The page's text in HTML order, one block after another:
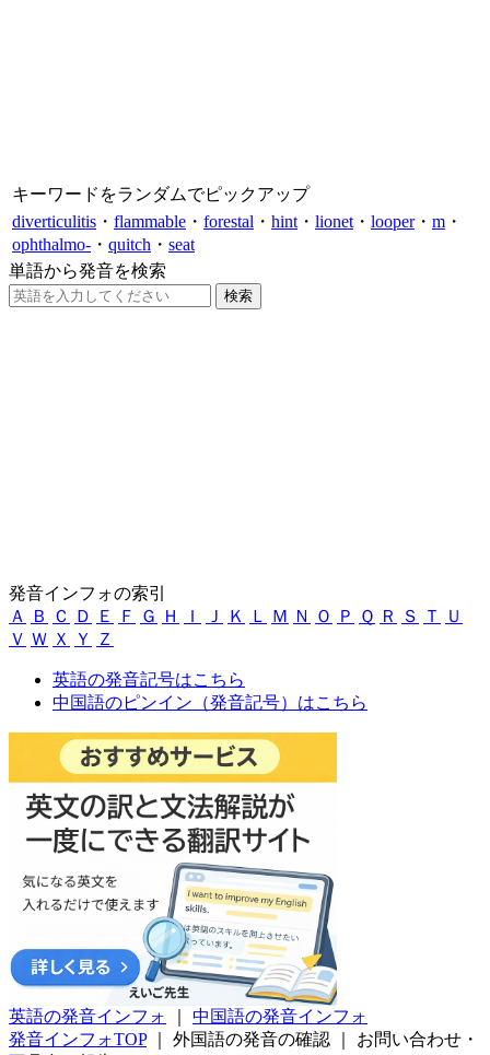
キーワードをランダムでピックアップ
diverticulitis ・ flammable ・ forestal ・ hint ・ lionet ・ looper・ m ・
ophthalmo- ・ quitch ・ seat
単語から発音を検索
発音インフォの索引
Ａ
Ｂ Ｃ Ｄ Ｅ Ｆ Ｇ Ｈ Ｉ Ｊ Ｋ Ｌ Ｍ Ｎ Ｏ Ｐ Ｑ Ｒ Ｓ Ｔ
Ｕ
Ｖ Ｗ Ｘ Ｙ Ｚ
英語の発音記号はこちら
中国語のピンイン（発音記号）はこちら
英語の発音インフォ
中国語の発音インフォ
発音インフォTOP
外国語の発音の確認
お問い合わせ・